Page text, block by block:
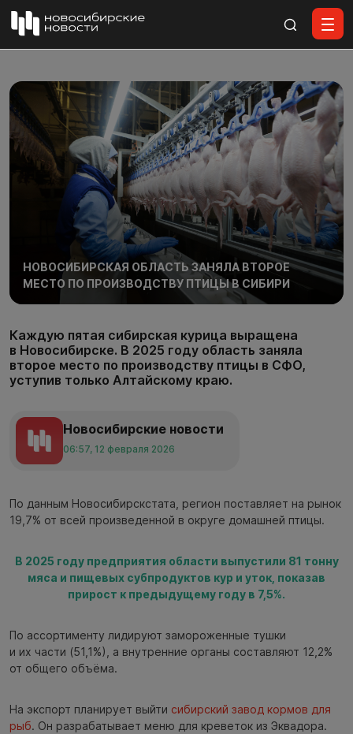
НОВОСИБИРСКАЯ ОБЛАСТЬ ЗАНЯЛА ВТОРОЕ
МЕСТО ПО ПРОИЗВОДСТВУ ПТИЦЫ В СИБИРИ
Каждую пятая сибирская курица выращена
в Новосибирске. В 2025 году область заняла
второе место по производству птицы в СФО,
уступив только Алтайскому краю.
Новосибирские новости
06:57, 12 февраля 2026
По данным Новосибирскстата, регион поставляет на рынок
19,7% от всей произведенной в округе домашней птицы.
В 2025 году предприятия области выпустили 81 тонну
мяса и пищевых субпродуктов кур и уток, показав
прирост к предыдущему году в 7,5%.
По ассортименту лидируют замороженные тушки
и их части (51,1%), а внутренние органы составляют 12,2%
от общего объёма.
На экспорт планирует выйти сибирский завод кормов для
рыб. Он разрабатывает меню для креветок из Эквадора.